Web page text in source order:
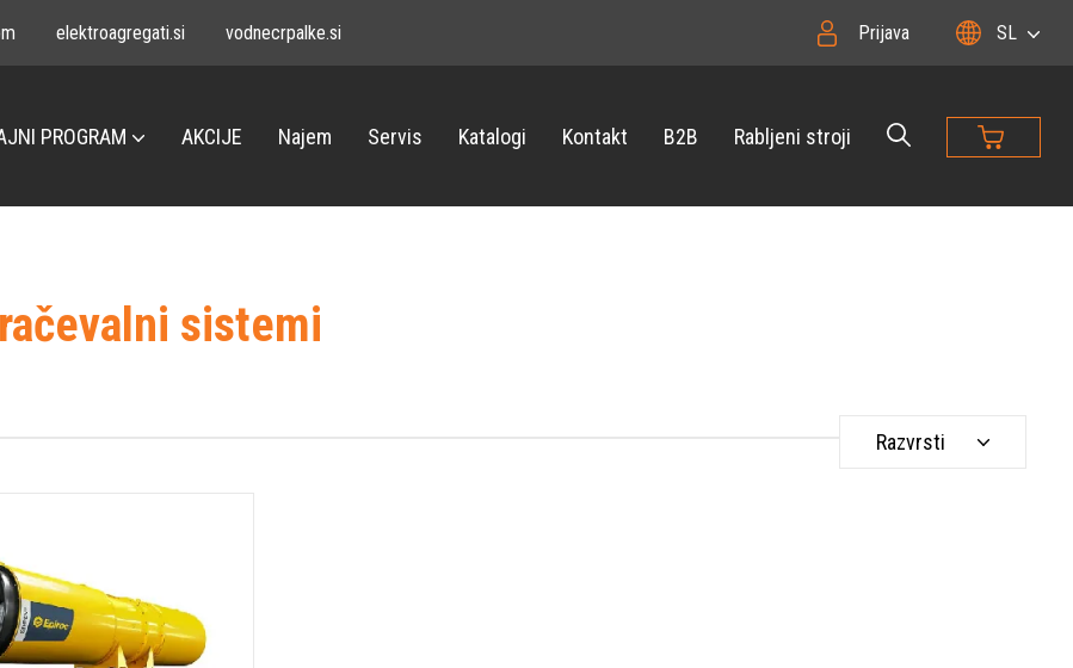
elektroagregati.si vodnecrpalke.si Prijava SL
PROGRAM AKCIJE Najem Servis Katalogi Kontakt B2B Rabljeni stroji
sistemi
Razvrsti